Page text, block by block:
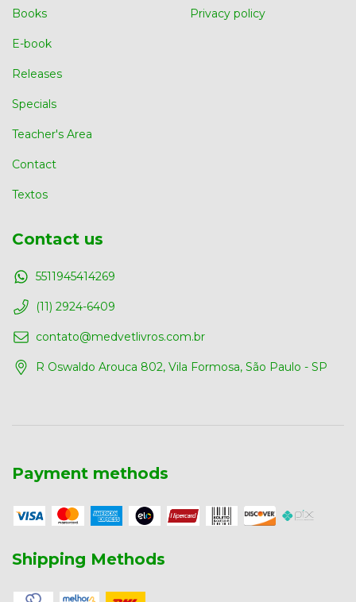
Books
E-book
Releases
Specials
Teacher's Area
Contact
Textos
Privacy policy
Contact us
5511945414269
(11) 2924-6409
contato@medvetlivros.com.br
R Oswaldo Arouca 802, Vila Formosa, São Paulo - SP
Payment methods
Shipping Methods